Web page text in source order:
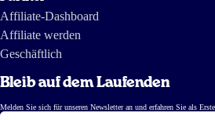
Affiliate-Dashboard
Affiliate werden
Geschäftlich
Bleib auf dem Laufenden
Melden Sie sich für unseren Newsletter an und erfahren Sie als
Name